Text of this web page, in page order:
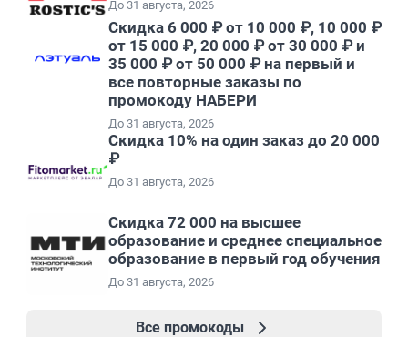
До 31 августа, 2026
Скидка 6 000 ₽ от 10 000 ₽, 10 000 ₽
от 15 000 ₽, 20 000 ₽ от 30 000 ₽ и
35 000 ₽ от 50 000 ₽ на первый и
все повторные заказы по
промокоду НАБЕРИ
До 31 августа, 2026
Скидка 10% на один заказ до 20 000
₽
До 31 августа, 2026
Скидка 72 000 на высшее
образование и среднее специальное
образование в первый год обучения
До 31 августа, 2026
Все промокоды